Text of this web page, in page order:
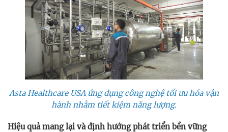
Asta Healthcare USA ứng dụng công nghệ tối ưu hóa vận
hành nhằm tiết kiệm năng lượng.
Hiệu quả mang lại và định hướng phát triển bền vững